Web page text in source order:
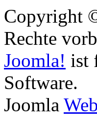
Copyright
Rechte
Joomla! ist
Software.
Joomla